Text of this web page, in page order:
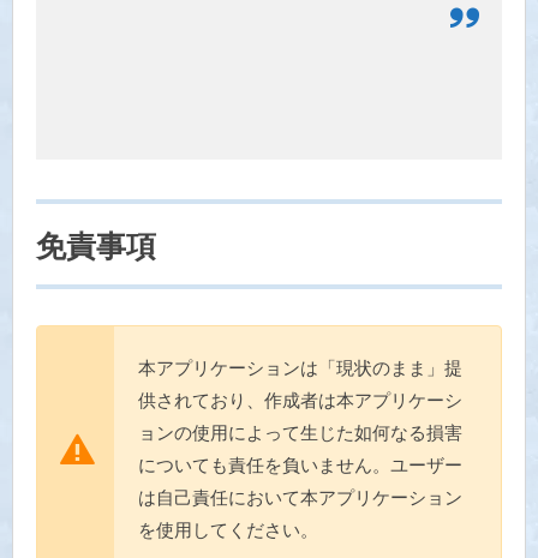
免責事項
本アプリケーションは「現状のまま」提
供されており、作成者は本アプリケーシ
ョンの使用によって生じた如何なる損害
についても責任を負いません。ユーザー
は自己責任において本アプリケーション
を使用してください。